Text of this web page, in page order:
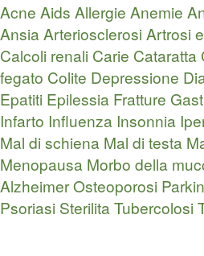
Acne Aids Allergie Anemie
AnsiaArteriosclerosiArtrosi
Calcoli renali Carie Cataratta
fegato Colite Depressione
Epatiti Epilessia Fratture
Infarto Influenza Insonnia
Mal di schiena Mal di testa
Menopausa Morbo della
AlzheimerOsteoporosi
Psoriasi SterilitaTubercolosi